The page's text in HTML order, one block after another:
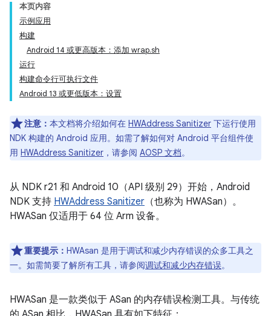
本页内容
示例应用
构建
Android 14 或更高版本：添加 wrap.sh
运行
构建命令行可执行文件
Android 13 或更低版本：设置
注意： 本文档将介绍如何在 HWAddress Sanitizer 下运行使用
NDK 构建的 Android 应用。如需了解如何对 Android 平台组件使
用 HWAddress Sanitizer ，请参阅 AOSP 文档。
从 NDK r21 和 Android 10（API 级别 29）开始，Android
NDK 支持 HWAddress Sanitizer （也称为 HWASan）。
HWASan 仅适用于 64 位 Arm 设备。
重要提示： HWAsan 是用于调试和减少内存错误的众多工具之
一。如需简要了解所有工具，请参阅调试和减少内存错误。
HWASan 是一款类似于 ASan 的内存错误检测工具。与传统